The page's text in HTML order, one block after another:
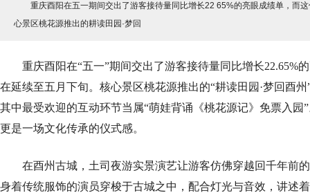
重庆酉阳在五一期间交出了游客接待量同比增长22 65%的亮眼成绩单，而这
心景区桃花源推出的耕读田园·梦回
重庆酉阳在“五一”期间交出了游客接待量同比增长22.65%
在延续至五月下旬。核心景区桃花源推出的“耕读田园·梦回酉
其中最受欢迎的互动环节当属“萌娃背诵《桃花源记》免票入园
更是一场文化传承的仪式感。
在酉州古城，土司夜游实景演艺让游客仿佛穿越回千年前的
身着传统服饰的演员穿梭于古城之中，配合灯光与音效，讲述